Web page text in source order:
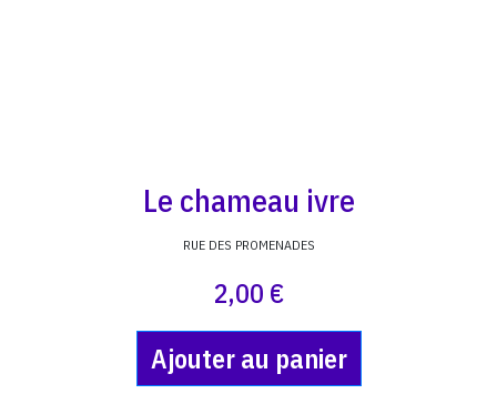
Le chameau ivre
RUE DES PROMENADES
2,00 €
Ajouter au panier